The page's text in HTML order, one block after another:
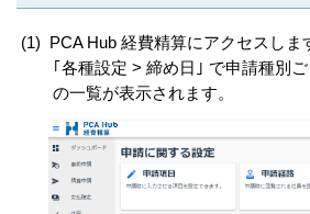
(1)
PCA Hub 経費精算にアクセスしま
｢各種設定 > 締め日｣ で申請種別
の一覧が表示されます。